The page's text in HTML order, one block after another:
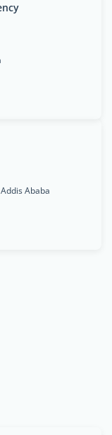
Ababa